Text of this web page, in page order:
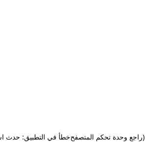
خطأ في التطبيق: حدث(راجع وحدة تحكم المتصفح